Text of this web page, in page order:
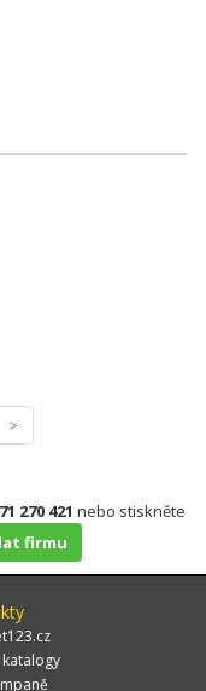
>
270 421 nebo stiskněte
firmu